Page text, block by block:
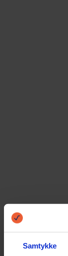
Samtykke